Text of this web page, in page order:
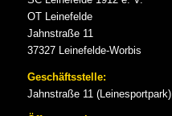
OT Leinefelde
Jahnstraße 11
37327 Leinefelde-Worbis
Geschäftsstelle:
Jahnstraße 11 (Leinesportpark)